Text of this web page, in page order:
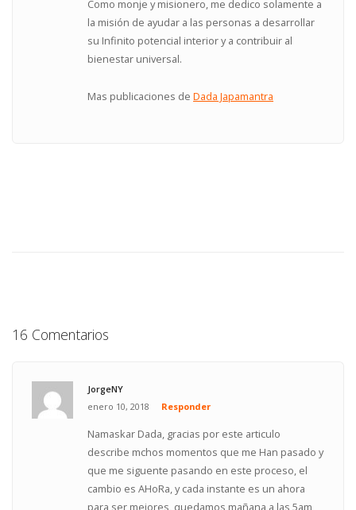
Como monje y misionero, me dedico solamente a
la misión de ayudar a las personas a desarrollar
su Infinito potencial interior y a contribuir al
bienestar universal.
Mas publicaciones deDada Japamantra
16 Comentarios
JorgeNY
enero 10, 2018
Responder
Namaskar Dada, gracias por este articulo
describe mchos momentos que me Han pasado y
que me siguente pasando en este proceso, el
cambio es AHoRa, y cada instante es un ahora
para ser mejores, quedamos mañana a las 5am